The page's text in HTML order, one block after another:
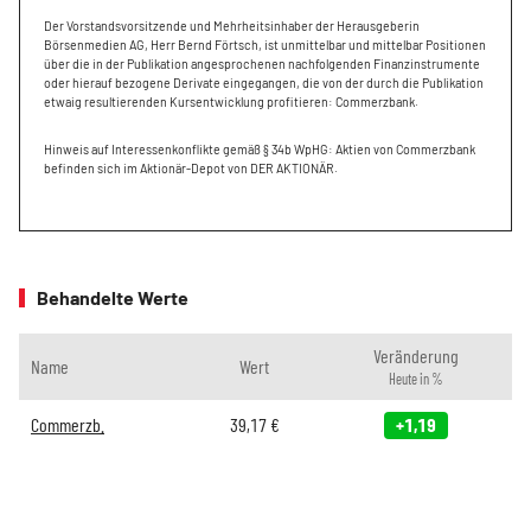
Der Vorstandsvorsitzende und Mehrheitsinhaber der Herausgeberin
Börsenmedien AG, Herr Bernd Förtsch, ist unmittelbar und mittelbar Positionen
über die in der Publikation angesprochenen nachfolgenden Finanzinstrumente
oder hierauf bezogene Derivate eingegangen, die von der durch die Publikation
etwaig resultierenden Kursentwicklung profitieren: Commerzbank.
Hinweis auf Interessenkonflikte gemäß § 34b WpHG: Aktien von Commerzbank
befinden sich im Aktionär-Depot von DER AKTIONÄR.
Behandelte Werte
Name Wert Veränderung
Heute in %
Commerzb. 39,17€ +1,19